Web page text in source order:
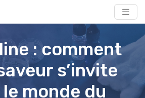
: comment
s’invite
monde du